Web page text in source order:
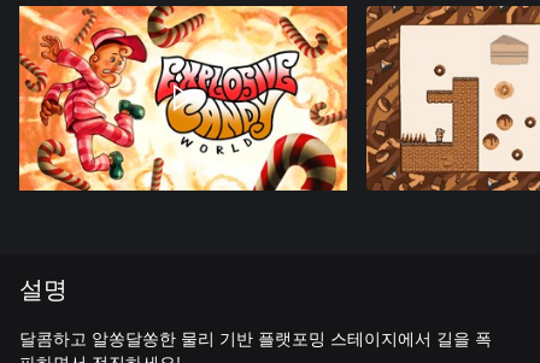
설명
달콤하고 알쏭달쏭한 물리 기반 플랫포밍 스테이지에서 길을 폭